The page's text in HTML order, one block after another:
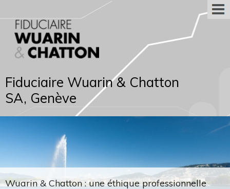
Fiduciaire Wuarin & Chatton
SA, Genève
Wuarin & Chatton : une éthique professionnelle